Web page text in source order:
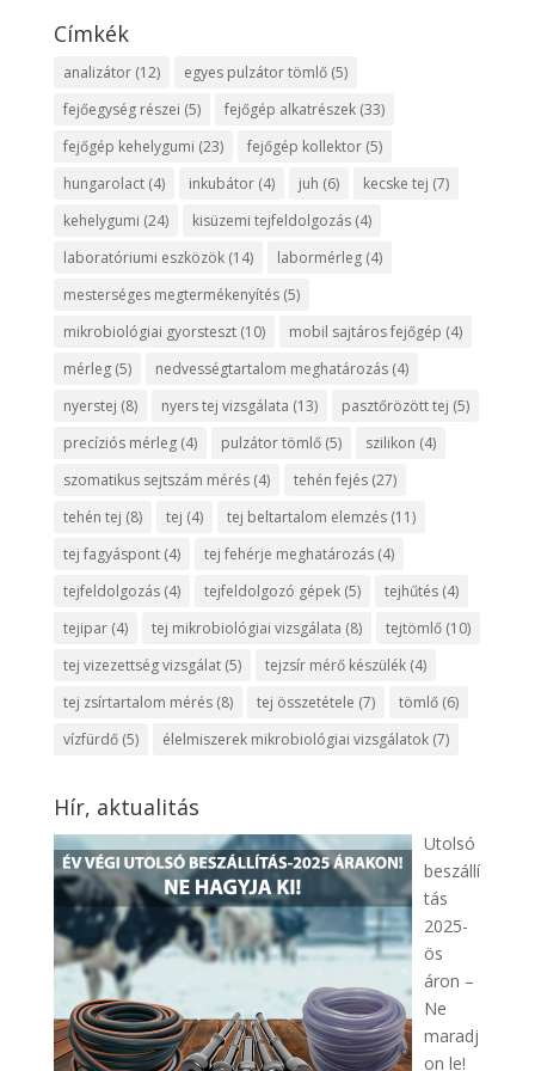
Címkék
analizátor(12) egyes pulzátor tömlő(5)
fejőegység részei (5) fejőgép alkatrészek(33)
fejőgép kehelygumi (23) fejőgép kollektor(5)
hungarolact(4) inkubátor(4) juh (6) kecske tej (7)
kehelygumi (24) kisüzemi tejfeldolgozás(4)
laboratóriumi eszközök(14) labormérleg(4)
mesterséges megtermékenyítés(5)
mikrobiológiai gyorsteszt(10) mobil sajtáros fejőgép (4)
mérleg(5) nedvességtartalom meghatározás(4)
nyerstej (8) nyers tej vizsgálata (13) pasztőrözött tej (5)
precíziós mérleg(4) pulzátor tömlő(5) szilikon (4)
szomatikus sejtszám mérés(4) tehén fejés(27)
tehén tej (8) tej (4) tej beltartalom elemzés(11)
tej fagyáspont(4) tej fehérje meghatározás(4)
tejfeldolgozás(4) tejfeldolgozó gépek(5) tejhűtés(4)
tejipar(4) tej mikrobiológiai vizsgálata (8) tejtömlő(10)
tej vizezettség vizsgálat(5) tejzsír mérő készülék(4)
tej zsírtartalom mérés(8) tej összetétele (7) tömlő(6)
vízfürdő(5) élelmiszerek mikrobiológiai vizsgálatok(7)
Hír, aktualitás
Utolsó
beszállí
tás
2025-
ös
áron –
Ne
maradj
on le!